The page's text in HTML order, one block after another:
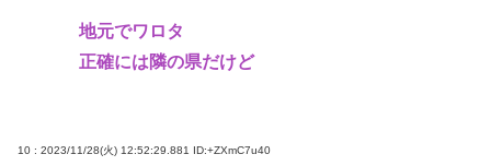
地元でワロタ
正確には隣の県だけど
10 : 2023/11/28(火) 12:52:29.881 ID:+ZXmC7u40